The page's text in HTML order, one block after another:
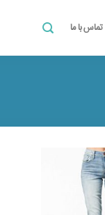
تماس با ما